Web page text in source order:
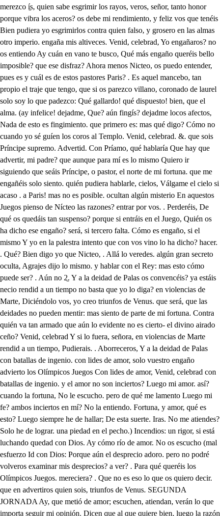
río de amor. No os escucho (mal esfuerzo Id con Dios: Porque aún el desprecio adoro. pero no podré volveros examinar mis desprecios? a ver? . Para qué queréis los Olímpicos Juegos. mereciera? . Que no es eso lo que os quiero decir. que en advertiros quien sois, triunfos de Venus. SEGUNDA JORNADA Ay, que metió de amor; escuchen, atiendan, verán lo que importa seguir mi opinión. Dicen que al que quiere bien, luego la razón quito: luego solo el que no quiere es el que tendrá razón: ay que me río de amor. Todos del amor se rían; mas con una distinción, que es bueno burlarse de él, mas burlarse con él no: ay que me río de amor. Inclinación natural dicen que causa su ardor; mas quien lo dice no dice, como es mala inclinación: ay que me río de amor. Ay como lloro de amor. escuchen, atiendan aquellos que saben como es su dolor. Miren si digo yo bien, oigan la lamentación, de quien del amor se queja, verán si sueña mejor. Ay como río de amor. Ay cómo lloro de amor. Ay cómo siento el agravio de aquel la ardiente pasión, que no he de llamarla celos, porque no infame la voz: ay cómo lloro de amor. Ay cómo río de amor. Ay cómo lloro de amor; hay cómo río de amor, aunque contrarias conmigo hablan una, y otra voz; pues ni sé si he de llorar, o si he de reír de amor: pues neutral acá en mi pecho una, no sé si es pasión, para risa, ya es cuidado para llanto, aún no es dolor: y pues no es llanto, ni risa, diré contraria a las dos. Ay, que me río de amor. Ay, que no río de amor, Casandra. Enone, Lucinda, Señora. Pues cómo, si hoy de los Olímpicos juegos empieza la aclamación, faltas del Templo? Eso mismo puedo preguntarte yo: mas puesto que te he encontrado en tan feliz ocasión, del concurso separada, sabe que tengo un temor que comunicar contigo. Pues sabes que tuya soy; qué esperas? Cielos, si es Paris la causa de su pasión? o cuanto reme quien ama: Lucinda, si es que a las dos nos buscaren, ten cuidado de avisar. Al punto voy a obedecerte; mas siempre repitiendo mi canción. Ay como río de amor. . Ya Enone que estamos solas salga del pecho a la voz un cuidado, que no puedo asegurar que es amor, ni decir que no lo es; pero aunque lo sea, no le quiero llamar así, que contra la estimación no es el error el que ofende, si no el nombre del error. En fin, cedió mi desdén, no sé porque superior influjo, con quien no valen esfuerzos del corazón, pues el violento me inclina a un extranjero Pastor de Tenedos. Ay de mí! no fue vana suspensión; pues es Paris a quien ama: ya es mi desdicha mayor! Qué te suspendes? No quieres que me cause suspensión, ver que en un villano emplea tu fineza? Ese es error que padeces, porque al que se inclinó mi compasión, aunque en el traje es villano es el Príncipe, y señor de Tenedos, porque amante del engaño se valió en el disfraz pastoril, solo para hacer mayor su fineza; que no siempre es el engaño traición. Albricias, alma, que no Paris a quien se inclinó, sino a Corebo; ahora quiero alentar yo su pasión. otra vez te has suspendido? Como antes me suspendió de tu inclinación lo injusto, ahora de tu inclinación la justa causa celebro, pues como testigo soy de las generosas prendas del Príncipe, pues vivió en su privanza mi padre tantos años, la ocasión tuve de comunicarle; y su gala, su valor; su bizarría, su agrado, y su entendimiento, son dignos de ti que está sola. parece exageración: y aún yo estaba prevenida de decirte, como hoy de su amor me dio noticia; y es, que como imaginó que yo le descubría, por conocerle, pensó que hacer confianza de mí, era el arbitrio mejor para que ya le encubriese; pero en mi fuera traición no avisarte. Pues estás tan de parte de mi amor; que me das tú las razones para tener yo razón, ya que el Príncipe contigo se ha declarado, un favor me has de hacer Qué es lo que mandas? Que le digas como yo le mando que en nombre mío entre a ostentar su valor en los Olimpos Juegos: esto es lo que digo yo, tú dile lo que quisieres, que ya ves que fuera error limitarte las palabras, y entregarte el corazón. Quiero avisar a Corebo de su fortuna, pues hoy consigo en ella dos dichas, a primera, que el amor de Casandra no es a Paris: la segunda ocasión de vengarme de mis celos, porque no hay gusto mayor, como que el propio desprecio vengue el ajeno favor: mis celos venguen sus celos, y en pena de su traición sienta lo mismo que siento: pero allí viene el traidor, yo quiero disimular. De qué diablos coligió que eras Príncipe, Casandra? Esa es mi duda mayor, porque ella: pero allí esta Enone. Con un dragón quisiera encontrar primero. A hablarla resuelto estoy, solo para asegurarla, y porque es justo que yo, ya que falto a su fineza, no le falte a mi acención, Enone. París, me alegro de encontrarte. Es que tu error habrás conocido ya desengañada. Pues no? Miren lo que son mujeres, lo que va de ayer a hoy. qué mansedumbre! qué agrado, que para disimulado, En fin que juzgas, traidor, ya veis que es mucho dolor? aleve, falso, cobarde, Luego no sientes que quiera, que podía tu traición a otro? . Yo, porque razón borrarse de mi venganza. cuando a ti sola te estimo. Miren si lo dije yo, Mejor salud te dé Dios, vean lo que son mujeres. o mejor le lleve el diablo. Mira que tu indignación Casi por creerle estoy es injusta. que a quien la desea, basta Dices bien, cualquiera satisfacción; que pues ya vengada estoy en fin, que no lo has sentido? al rigor de tu desprecio, Cómo he de decir que no no es justo aumentar rigor. Y que te acuerdas de mí? Pues cómo de mí te vengas? Cuando en mi imaginación Yo te lo diré, que no siempre vives, confesar te ha de costar un anhelo que me acuerdo, fuera error el saber un sinsabor. Por qué Y si fueren malas nuevas, Porque solamente malas nuevas te dé Dios. quien olvido se acordó. Casandra, que es la que adoras, Pues si es así: pero allí por tercera de otro amor viene Casandra, a los dos hoy se ha valido de mí no es justo que nos encuentre, a otro su pecho rindió, y me culpe, que no voy y tú la rindes tu pecho; a obedecerla, que siempre mira si pudo mayor es mal sufrido un amor; venganza hallar mi deseo, a buscar voy a su amante. pues el amor, como Dios, Tente, espera, castigó tu ingratitud; otra ocasión y a un mismo tiempo ordenó, buscaré más oportuna que ella ponga la venganza, de hablarte, cuando tú la sinrazón; Aguarda, que no a otro quiere. has de irte sin que me digas. Ay infeliz! Mira que ya viene, adiós. . mas la disimulación Triste corazón qué es esto? me importa, para saber qué es esto tirano ardor? mi desdicha. Si juzgó la que adoro me abrace, tu injusto enojo: que en eso y a otro quiere. tu venganza se cifró No es razón, antes me has dado gran gusto, para que a ti te aborrezca, pues a quien no tengo amor que a otro quiera. nunca pudo darme celos: poco a poco, corazón, . . Cómo no? Cómo será milagro el que a un tiempo quiera hados. Calla loco, déjame Y a solas con mi dolor, Pues que con Enone vi al disfrazado pastor, y ella fue ya, sin duda le declaró mi afición: qué ufano estará de haber conseguido mi favor! Y qué suspenso está también las dichas dan suspensión, y más las no imaginadas. quiero llegar. Ciego dios, si dicen que el desengaño al escarmiento guio, como él a mí me conduce a la desesperación? yo ofendido? yo agraviado? Sin duda es lance de honor el que lamenta: mas Cielos, quién será quien la ofendió? A mi Casandra? Qué es esto? donde con tal turbación vais, y de quién os quejáis tan indignado? De vos. De mí os quejáis? yo entendía que tuvierais más razón para estar agradecido. Ves como te digo yo. que te quiere a ti, y al otro. Vete, o te hará mi furor mil pedazos. Pues me cansas, ya hecho mil pedazos voy. . Para las ansias, y anhelos. que afectáis, o padecéis, decid, qué razón tenéis? Una sola; tengo celos, y aunque debiera callarlos, por la infamia del tenerlos, si os permito el padecerlos, permitidme vos nombrarlos. A mí celos me nombráis necio, loco, y desatento? No miráis mi sentimiento, y en las voces reparáis? queréis cuando el corazón arde en un incendio fiero, que sea el dolor grosero, y cortés la explicación? Este volcán oprimido, que arde en mi pecho indignado, no es de ser yo despreciado, sin otro el favorecido. La deidad hace sufrible el desprecio, pues la idea consuela viendo que sea para todos imposible. Pero ofende en la deidad ser tan injusto el rigor que poniendo yo el dolor se sirve otro la piedad. Nada es posible entender, pues cuando favorecido, . está le encuentro ofendido; esto cono puede ser? Mirad bien, que estáis errado, y que escucharos ha sido perdonaros lo atrevido, la disculpa de engañado. Y aunque con no responder castiga vuestro error, pues el castigo mayor es el no satisfacer: de tan rara falsedad, decid quién el autor fue? Escuchad, yo os lo diré. En el Templo me esperad. Gente a este sitio llego, entre esas ramas podéis ocultaros. Luego oíréis quien fue quien lo dijo: Yo, como señora, he sabido, que ya me habéis perdonado el que oculto, y disfrazado por vos a Troya he venido; y que la felicidad es tan grande de mi amor, que si no vuestro favor. merece vuestra piedad. Qué es esto Cielos? Y que me mandáis, que en la palestra de mi valor haga muestra en vuestro nombre; y en fe de juzgarme victorioso, ahora os voy a obedecer, pues nunca puede perder el premio ningún dichoso; a morir voy, o triunfar. Mirad. Nada os he de oír, primero os he de servir, y luego entrará el premiar: Aguardad. No le llaméis, que ya yo a seguirle voy. Esperaos (sin juicio estoy) Ved que si me detenéis, a él, y a vos quitáis aquí el trofeo más glorioso, pues no ha de ser venturoso. hasta que me venza a mí: si bien puede ser que el hado venza en mi suerte importuna de un dichoso a la fortuna, la razón de un desdichado. No habéis de pasar de aquí sin saber el desengaño. Lo que yo supe? Es engaño. Y lo que yo he visto? . Sí Dime, cómo puede ser? sabe si quiera fingir, que es fácil de persuadir a quien desea creer. Quien vio la contrariedad. en que mi pecho se mira; porque su queja es mentir y su razón es verdad, pero que he de responder? Có